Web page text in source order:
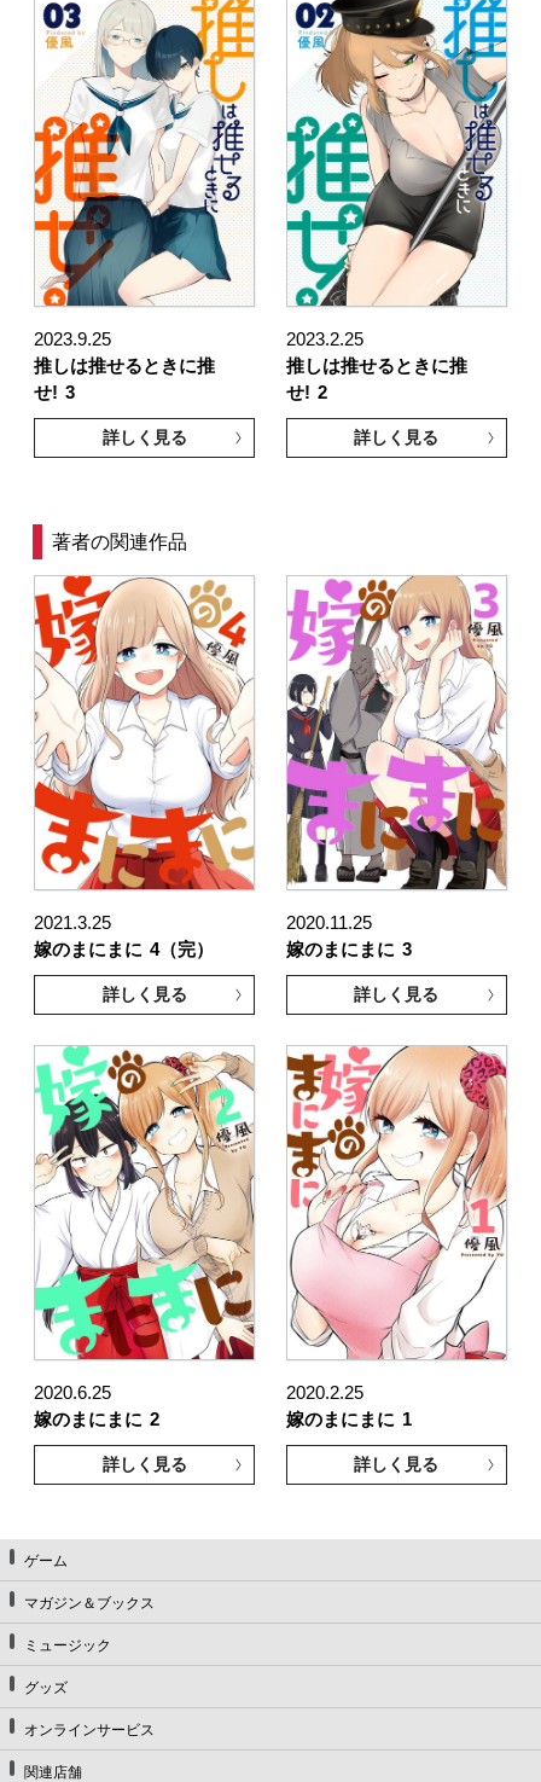
2023.9.25
推しは推せるときに推
せ! 3
詳しく見る
2023.2.25
推しは推せるときに推
せ! 2
詳しく見る
著者の関連作品
2021.3.25
嫁のまにまに 4（完）
詳しく見る
2020.11.25
嫁のまにまに 3
詳しく見る
2020.6.25
嫁のまにまに 2
詳しく見る
2020.2.25
嫁のまにまに 1
詳しく見る
ゲーム
マガジン＆ブックス
ミュージック
グッズ
オンラインサービス
関連店舗